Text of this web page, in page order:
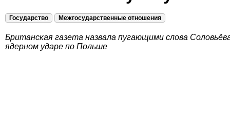
Государство Межгосударственные отношения
Британская газета назвала пугающими слова
ядерном ударе по Польше